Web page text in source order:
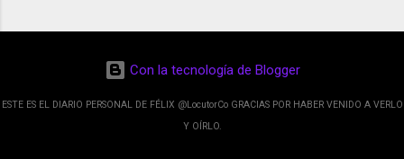
de esos sentidos es lo que hacen los
desarrolladores de Alphabet, la compañía matriz
de Google; y por el otro lado tenemos el
crecimiento de Google Maps con lo que
informamos los usuarios reseñas del lugares
Con la tecnología de Blogger
ESTE ES EL DIARIO PERSONAL DE FÉLIX @LocutorCo GRACIAS POR HABER VENIDO A VERLO
Y OÍRLO.